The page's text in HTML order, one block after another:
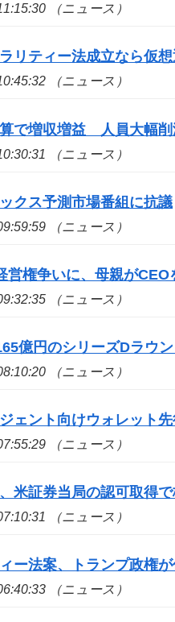
（ニュース）
リティー法成立なら仮
（ニュース）
で増収増益 人員大幅削
（ニュース）
クス予測市場番組に抗議
（ニュース）
営権争いに、母親がCEO
（ニュース）
億円のシリーズDラウ
（ニュース）
ェント向けウォレット先
（ニュース）
米証券当局の認可取得
（ニュース）
ー法案、トランプ政権
（ニュース）